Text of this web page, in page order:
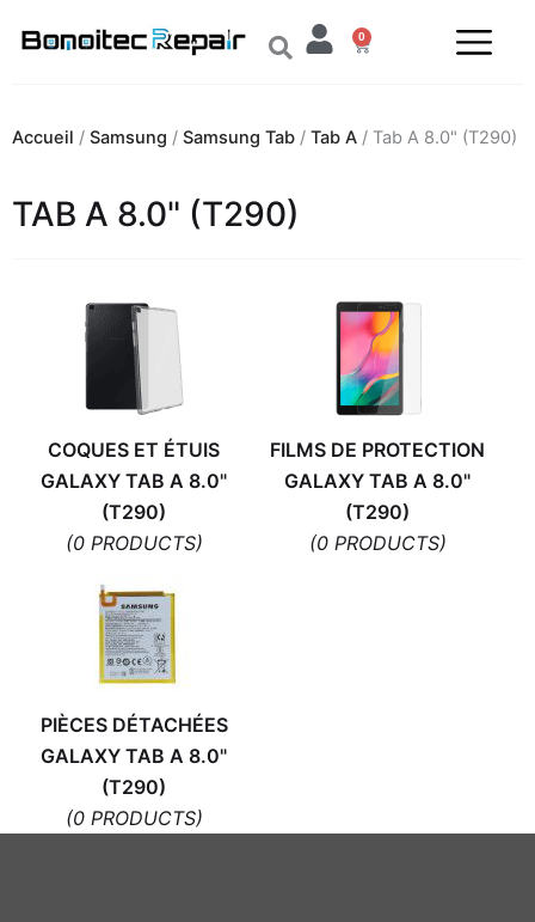
0
Panier
Accueil / Samsung / Samsung Tab / Tab A / Tab A 8.0" (T290)
TAB A 8.0" (T290)
COQUES ET ÉTUIS
GALAXY TAB A 8.0"
(T290)
(0 PRODUCTS)
FILMS DE PROTECTION
GALAXY TAB A 8.0"
(T290)
(0 PRODUCTS)
PIÈCES DÉTACHÉES
GALAXY TAB A 8.0"
(T290)
(0 PRODUCTS)